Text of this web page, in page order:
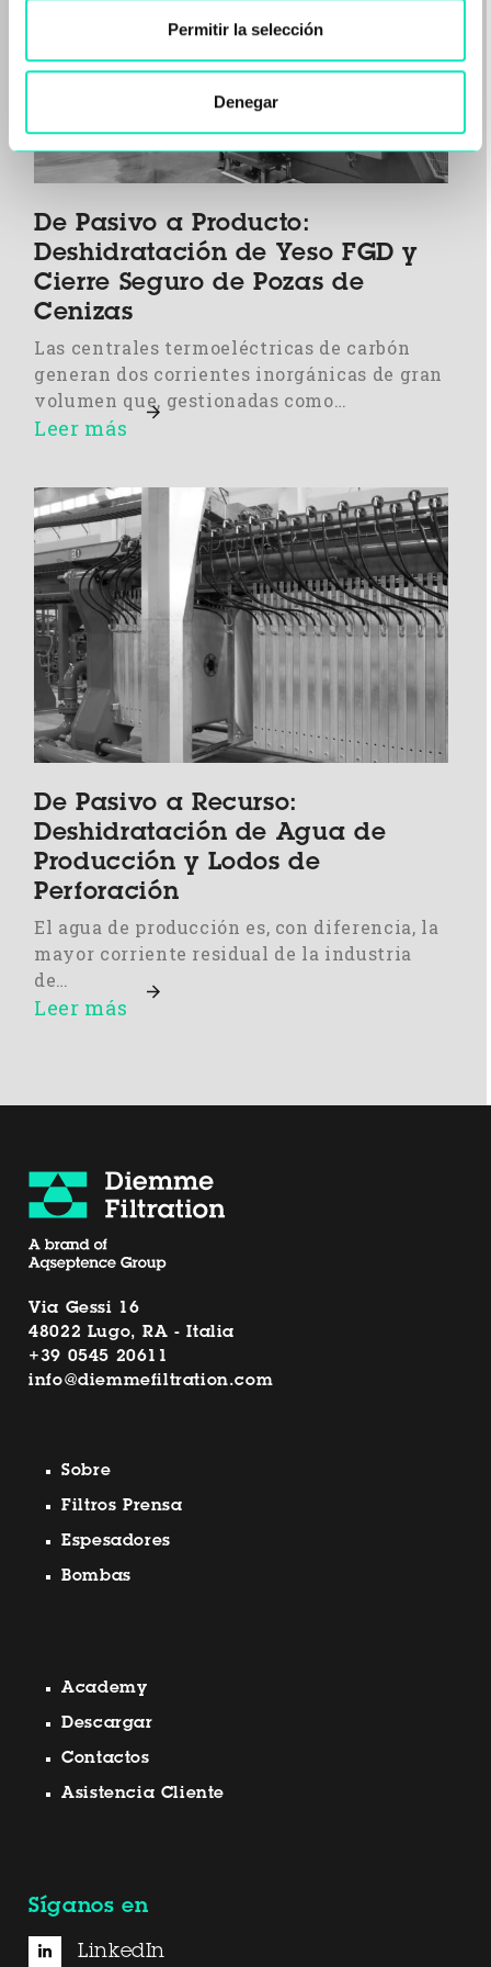
Permitir la selección
Denegar
De Pasivo a Producto:
Deshidratación de Yeso FGD y
Cierre Seguro de Pozas de
Cenizas
Las centrales termoeléctricas de carbón
generan dos corrientes inorgánicas de gran
volumen que, gestionadas como…
Leer más
De Pasivo a Recurso:
Deshidratación de Agua de
Producción y Lodos de
Perforación
El agua de producción es, con diferencia, la
mayor corriente residual de la industria
de…
Leer más
Via Gessi 16
48022 Lugo, RA - Italia
+39 0545 20611
info@diemmefiltration.com
Sobre
Filtros Prensa
Espesadores
Bombas
Academy
Descargar
Contactos
Asistencia Cliente
Síganos en
LinkedIn